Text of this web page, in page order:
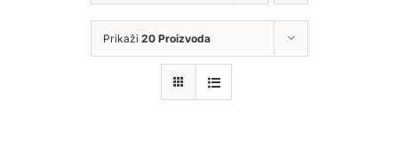
Prikaži 20 Proizvoda